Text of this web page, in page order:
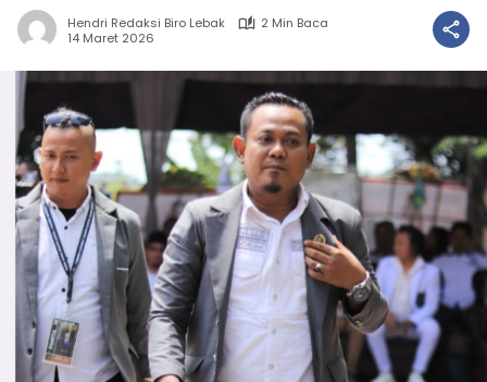
Hendri Redaksi Biro Lebak
2 Min Baca
14 Maret 2026